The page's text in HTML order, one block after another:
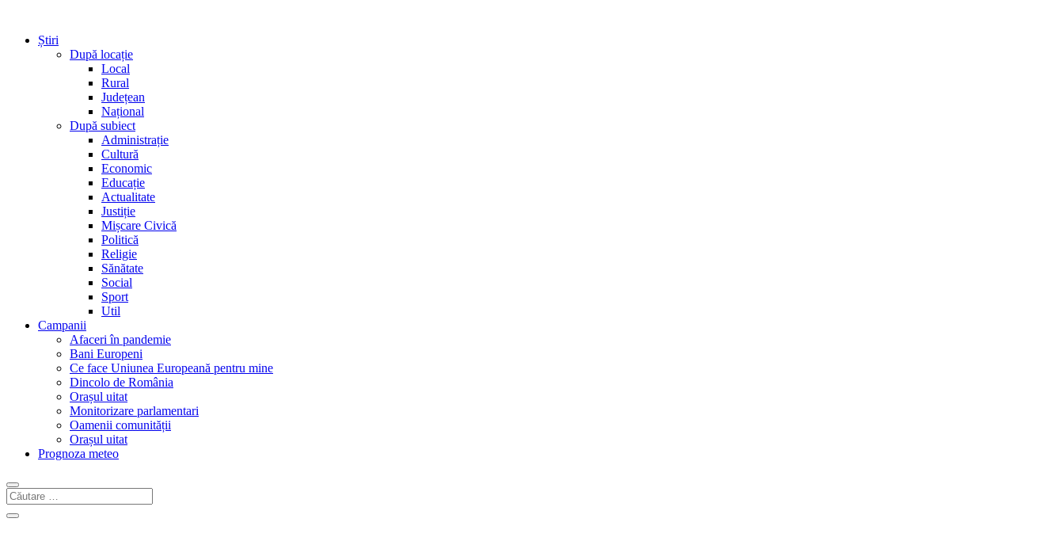
Știri
După locație
Local
Rural
Județean
Național
După subiect
Administrație
Cultură
Economic
Educație
Actualitate
Justiție
Mișcare Civică
Politică
Religie
Sănătate
Social
Sport
Util
Campanii
Afaceri în pandemie
Bani Europeni
Ce face Uniunea Europeană pentru mine
Dincolo de România
Orașul uitat
Monitorizare parlamentari
Oamenii comunității
Orașul uitat
Prognoza meteo